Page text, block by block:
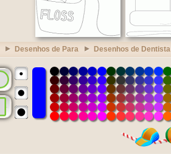
Desenhos de Para Desenhos de Dentista